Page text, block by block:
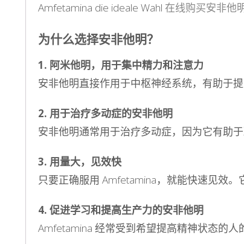
Amfetamina die ideale Wahl 在线购买安非他
为什么选择安非他明？
1. 阿米他明，用于集中精力和注意力
安非他明直接作用于中枢神经系统，有助于
2. 用于治疗多动症的安非他明
安非他明通常用于治疗多动症，因为它有助
3. 用量大，见效快
只要正确服用 Amfetamina，就能快速见效
4. 促进学习和提高生产力的安非他明
Amfetamina 经常受到希望提高精神状态的